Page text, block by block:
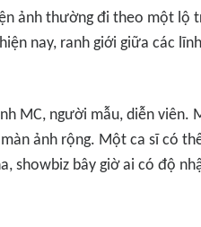
ảnh thường đi theo một lộ
nay, ranh giới giữa các
MC, người mẫu, diễn viên.
ảnh rộng. Một ca sĩ có
showbiz bây giờ ai có độ